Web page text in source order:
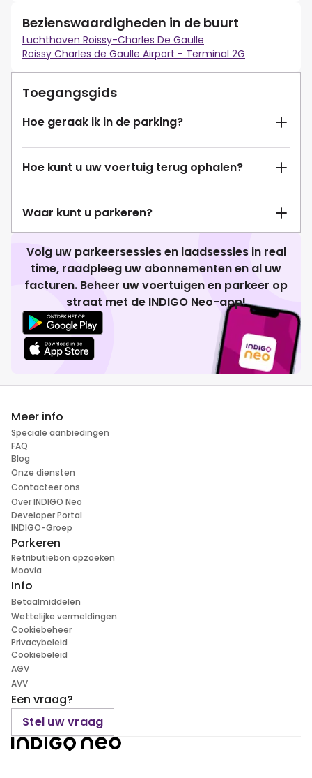
Bezienswaardigheden in de buurt
Luchthaven Roissy-Charles De Gaulle
Roissy Charles de Gaulle Airport - Terminal 2G
Toegangsgids
Hoe geraak ik in de parking?
Hoe kunt u uw voertuig terug ophalen?
Waar kunt u parkeren?
Volg uw parkeersessies en laadsessies in real
time, raadpleeg uw abonnementen en al uw
facturen. Beheer uw voertuigen en parkeer op
straat met de INDIGO Neo-app!
Meer info
Speciale aanbiedingen
FAQ
Blog
Onze diensten
Contacteer ons
Over INDIGO Neo
Developer Portal
INDIGO-Groep
Parkeren
Retributiebon opzoeken
Moovia
Info
Betaalmiddelen
Wettelijke vermeldingen
Cookiebeheer
Privacybeleid
Cookiebeleid
AGV
AVV
Een vraag?
Stel uw vraag